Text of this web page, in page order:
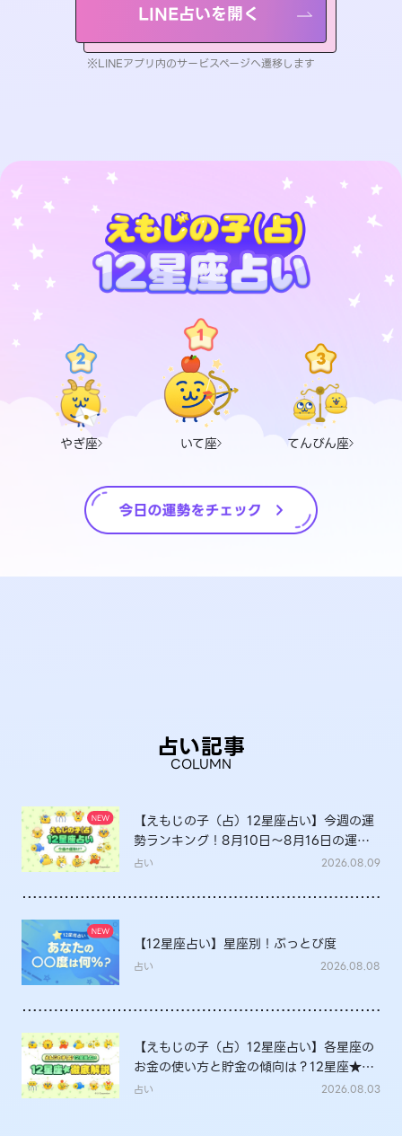
LINE占いを開く
※LINEアプリ内のサービスページへ遷移します
やぎ座 いて座 てんびん座
占い記事
COLUMN
【えもじの子（占）12星座占い】今週の運
勢ランキング！8月10日～8月16日の運勢
は？
占い 2026.08.09
【12星座占い】星座別！ぶっとび度
占い 2026.08.08
【えもじの子（占）12星座占い】各星座の
お金の使い方と貯金の傾向は？12星座★徹
底解説
占い 2026.08.03